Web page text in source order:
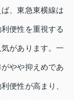
、東急東横線は
便性を重視する
があります。一
やや抑えめであ
便性が高まり、